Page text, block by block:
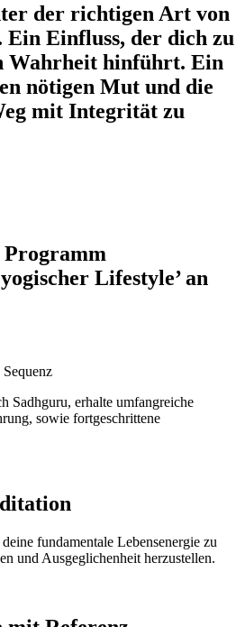
der richtigen Art von
Ein Einfluss, der dich zu
Wahrheit hinführt. Ein
nötigen Mut und die
mit Integrität zu
Programm
Lifestyle’ an
Sadhguru, erhalte umfangreiche
sowie fortgeschrittene
fundamentale Lebensenergie zu
und Ausgeglichenheit herzustellen.